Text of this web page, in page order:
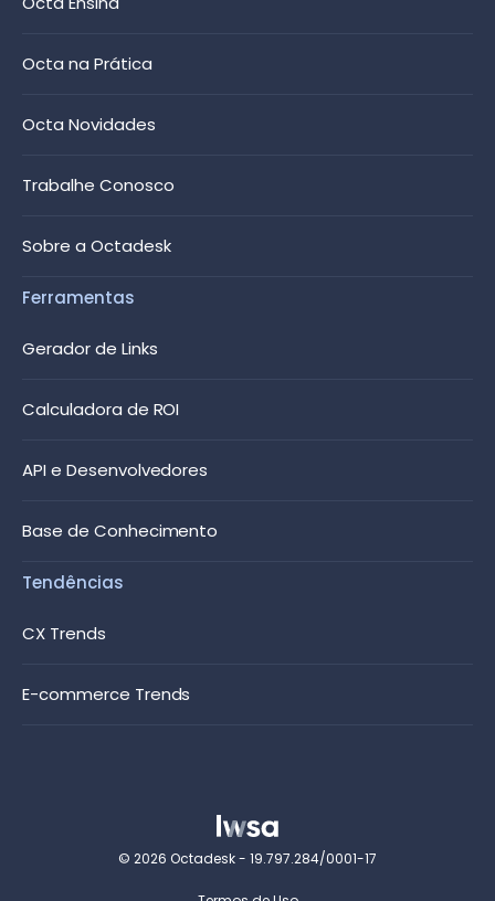
Octa na Prática
Octa Novidades
Trabalhe Conosco
Sobre a Octadesk
Ferramentas
Gerador de Links
Calculadora de ROI
API e Desenvolvedores
Base de Conhecimento
Tendências
CX Trends
E-commerce Trends
© 2026 Octadesk - 19.797.284/0001-17